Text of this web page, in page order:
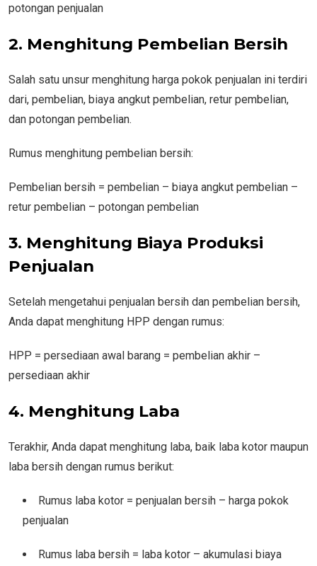
potongan penjualan
2. Menghitung Pembelian Bersih
Salah satu unsur menghitung harga pokok penjualan ini terdiri
dari, pembelian, biaya angkut pembelian, retur pembelian,
dan potongan pembelian.
Rumus menghitung pembelian bersih:
Pembelian bersih = pembelian – biaya angkut pembelian –
retur pembelian – potongan pembelian
3. Menghitung Biaya Produksi
Penjualan
Setelah mengetahui penjualan bersih dan pembelian bersih,
Anda dapat menghitung HPP dengan rumus:
HPP = persediaan awal barang = pembelian akhir –
persediaan akhir
4. Menghitung Laba
Terakhir, Anda dapat menghitung laba, baik laba kotor maupun
laba bersih dengan rumus berikut:
Rumus laba kotor = penjualan bersih – harga pokok
penjualan
Rumus laba bersih = laba kotor – akumulasi biaya